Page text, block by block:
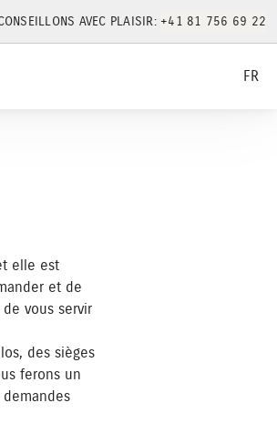
AVEC PLAISIR: +41 81 756 69 22
FR
elle est
et de
vous servir
des sièges
ferons un